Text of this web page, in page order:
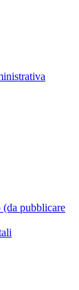
pubblicare